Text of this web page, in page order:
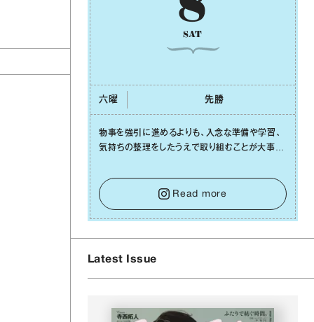
SAT
六曜 先勝
物事を強引に進めるよりも、⼊念な準備や学習、
気持ちの整理をしたうえで取り組むことが⼤事な
も焦らないで。意思を伝える⼯夫をしたり、あなた
⾃⾝や疲れていそうな⼈をいたわることに時間を
使いましょう。ここでしっかりとエネルギーを蓄
え、困難を乗り越える⼒に変えましょう。
Read more
Latest Issue